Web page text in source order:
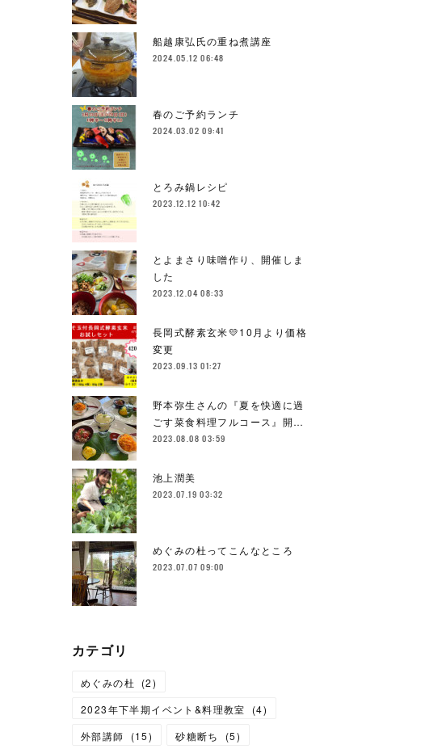
船越康弘氏の重ね煮講座
2024.05.12 06:48
春のご予約ランチ
2024.03.02 09:41
とろみ鍋レシピ
2023.12.12 10:42
とよまさり味噌作り、開催しま
した
2023.12.04 08:33
長岡式酵素玄米💛10月より価格
変更
2023.09.13 01:27
野本弥生さんの『夏を快適に過
ごす菜食料理フルコース』開…
2023.08.08 03:59
池上潤美
2023.07.19 03:32
めぐみの杜ってこんなところ
2023.07.07 09:00
カテゴリ
めぐみの杜 (2)
2023年下半期イベント&料理教室
(4)
外部講師
(15) 砂糖断ち (5)